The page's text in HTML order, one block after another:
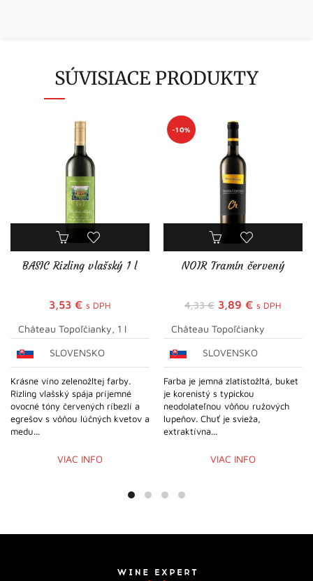
SÚVISIACE PRODUKTY
BASIC Rizling vlašský 1 l
3,53 € s DPH
Château Topoľčianky, 1 l
SLOVENSKO
Krásne víno zelenožltej farby.
Rizling vlašský spája príjemné
ovocné tóny červených ríbezlí a
egrešov s vôňou lúčných kvetov a
medu...
VIAC INFO
-10%
NOIR Tramín červený
4,33€ Pôvodná
bola:
4,33 €.
3,89 €Aktuálna
je:
3,89 €.
s DPH
Château Topoľčianky
SLOVENSKO
Farba je jemná zlatistožltá, buket
je korenistý s typickou
neodolateľnou vôňou ružových
lupeňov. Chuť je svieža,
extraktívna...
VIAC INFO